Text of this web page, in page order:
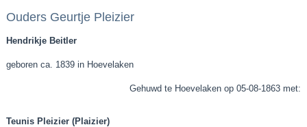
Ouders Geurtje Pleizier
Hendrikje Beitler
geboren ca. 1839 in Hoevelaken
Gehuwd te Hoevelaken op 05-08-1863 met:
Teunis Pleizier (Plaizier)